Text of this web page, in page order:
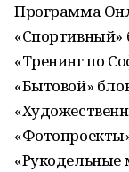
Программа
«Спортивный»
«Тренинг по
«Бытовой»
«Рукодельные